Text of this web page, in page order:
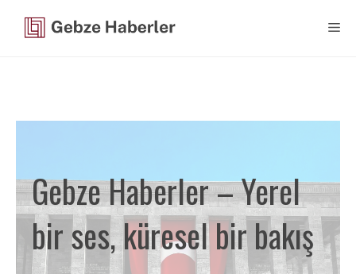
Gebze Haberler – Yerel
bir ses, küresel bir bakış